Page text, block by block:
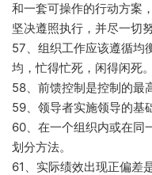
和一套可操作的行动方案
坚决遵照执行，并尽一切
57、组织工作应该遵循均
均，忙得忙死，闲得闲死。
58、前馈控制是控制的最
59、领导者实施领导的基
60、在一个组织内或在同
划分方法。
61、实际绩效出现正偏差